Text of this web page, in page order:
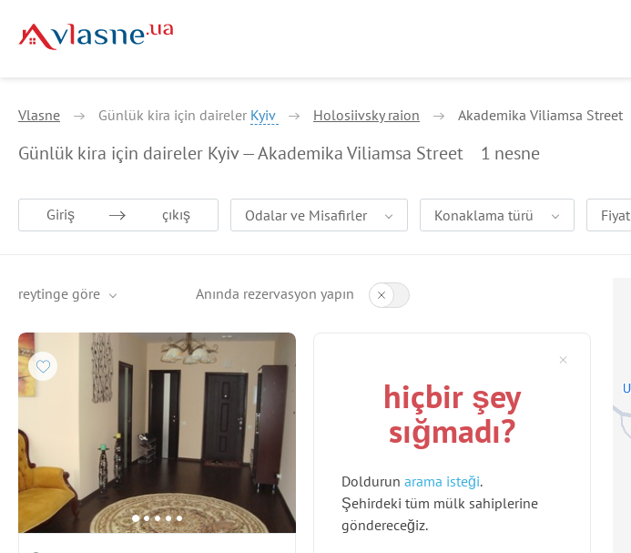
Vlasne Günlük kira için daireler Kyiv Holosiivsky raion Akademika Viliamsa Street
Günlük kira için daireler Kyiv — Akademika Viliamsa Street 1 nesne
Giriş çıkış Odalar ve Misafirler Konaklama türü Fiyat
reytinge göre Anında rezervasyon yapın
hiçbir şey
sığmadı?
Doldurun arama isteği.
Şehirdeki tüm mülk sahiplerine
göndereceğiz.